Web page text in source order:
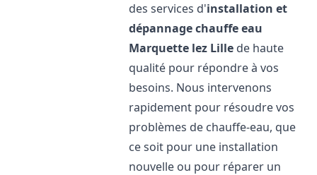
des services d'installation et
dépannage chauffe eau
Marquette lez Lille de haute
qualité pour répondre à vos
besoins. Nous intervenons
rapidement pour résoudre vos
problèmes de chauffe-eau, que
ce soit pour une installation
nouvelle ou pour réparer un